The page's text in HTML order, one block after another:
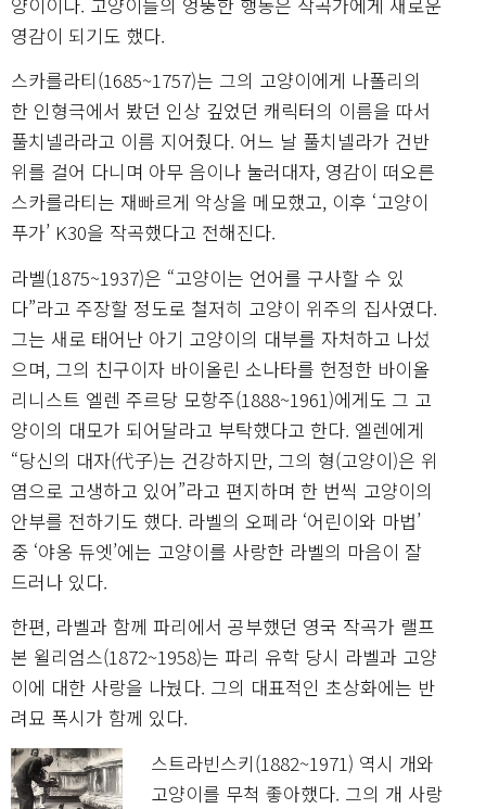
영감이 되기도 했다.
스카를라티(1685~1757)는 그의 고양이에게 나폴리의
한 인형극에서 봤던 인상 깊었던 캐릭터의 이름을 따서
풀치넬라라고 이름 지어줬다. 어느 날 풀치넬라가 건반
위를 걸어 다니며 아무 음이나 눌러대자, 영감이 떠오른
스카를라티는 재빠르게 악상을 메모했고, 이후 ‘고양이
푸가’ K30을 작곡했다고 전해진다.
라벨(1875~1937)은 “고양이는 언어를 구사할 수 있
다”라고 주장할 정도로 철저히 고양이 위주의 집사였다.
그는 새로 태어난 아기 고양이의 대부를 자처하고 나섰
으며, 그의 친구이자 바이올린 소나타를 헌정한 바이올
리니스트 엘렌 주르당 모항주(1888~1961)에게도 그 고
양이의 대모가 되어달라고 부탁했다고 한다. 엘렌에게
“당신의 대자(代子)는 건강하지만, 그의 형(고양이)은 위
염으로 고생하고 있어”라고 편지하며 한 번씩 고양이의
안부를 전하기도 했다. 라벨의 오페라 ‘어린이와 마법’
중 ‘야옹 듀엣’에는 고양이를 사랑한 라벨의 마음이 잘
드러나 있다.
한편, 라벨과 함께 파리에서 공부했던 영국 작곡가 랠프
본 윌리엄스(1872~1958)는 파리 유학 당시 라벨과 고양
이에 대한 사랑을 나눴다. 그의 대표적인 초상화에는 반
려묘 폭시가 함께 있다.
스트라빈스키(1882~1971) 역시 개와
고양이를 무척 좋아했다. 그의 개 사랑